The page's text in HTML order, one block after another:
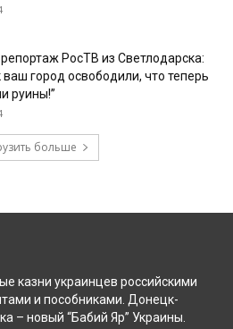
РосТВ из Светлодарска:
город освободили, что теперь
руины!”
больше
казни украинцев российскими
и пособниками. Донецк-
– новый “Бабий Яр” Украины.